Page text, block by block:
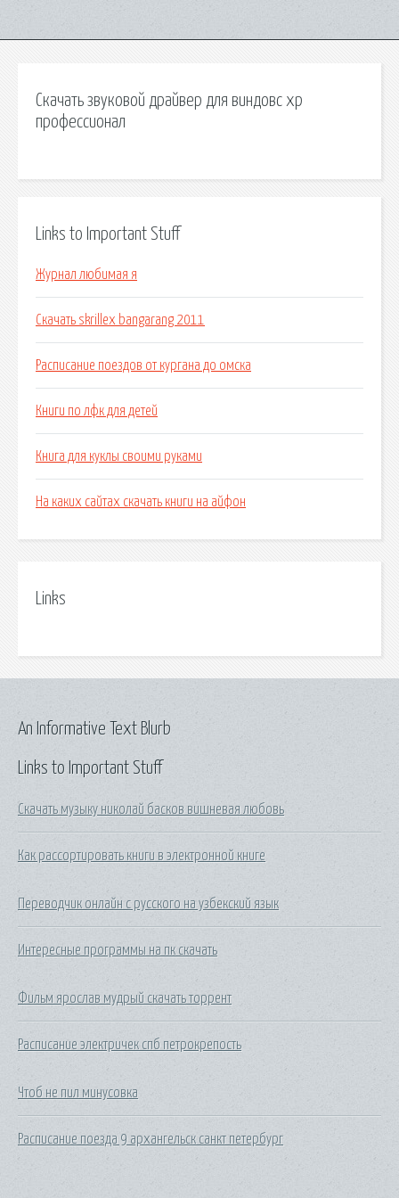
Скачать звуковой драйвер для виндовс хр
профессионал
Links to Important Stuff
Журнал любимая я
Скачать skrillex bangarang 2011
Расписание поездов от кургана до омска
Книги по лфк для детей
Книга для куклы своими руками
На каких сайтах скачать книги на айфон
Links
Links to Important Stuff
Скачать музыку николай басков вишневая любовь
Как рассортировать книги в электронной книге
Переводчик онлайн с русского на узбекский язык
Интересные программы на пк скачать
Фильм ярослав мудрый скачать торрент
Расписание электричек спб петрокрепость
Чтоб не пил минусовка
Расписание поезда 9 архангельск санкт петербург
An Informative Text Blurb